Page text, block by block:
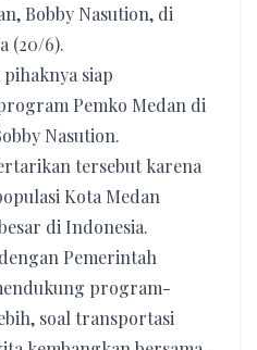
Bobby Nasution, di
(20/6).
siap
Pemko Medan di
Nasution.
tersebut karena
Kota Medan
di Indonesia.
Pemerintah
program-
soal transportasi